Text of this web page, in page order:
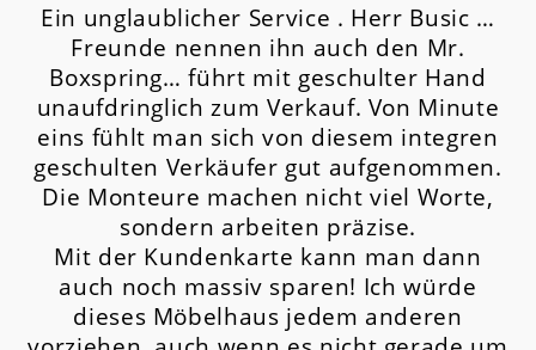
Ein unglaublicher Service . Herr Busic …
Freunde nennen ihn auch den Mr.
Boxspring… führt mit geschulter Hand
unaufdringlich zum Verkauf. Von Minute
eins fühlt man sich von diesem integren
geschulten Verkäufer gut aufgenommen.
Die Monteure machen nicht viel Worte,
sondern arbeiten präzise.
Mit der Kundenkarte kann man dann
auch noch massiv sparen! Ich würde
dieses Möbelhaus jedem anderen